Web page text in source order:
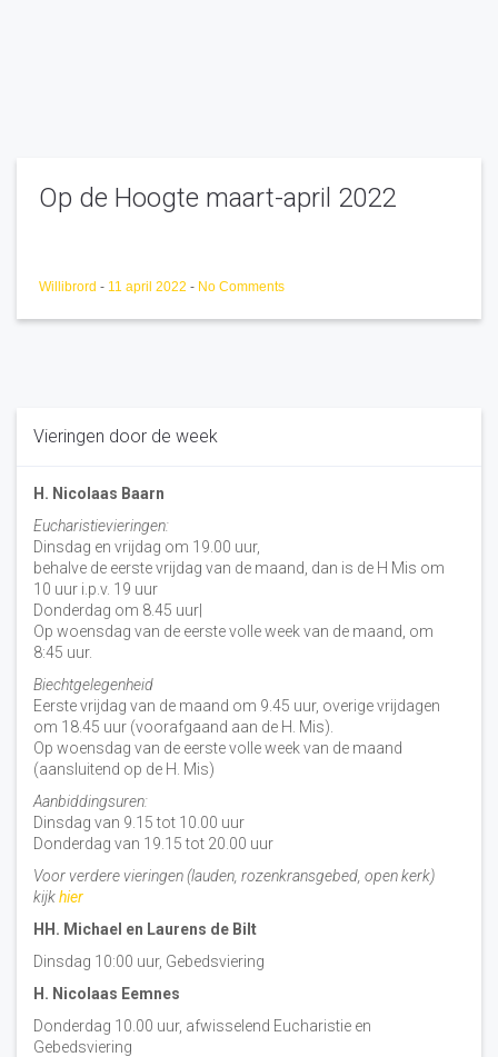
Op de Hoogte maart-april 2022
Willibrord - 11 april 2022 - No Comments
Vieringen door de week
H. Nicolaas Baarn
Eucharistievieringen:
Dinsdag en vrijdag om 19.00 uur,
behalve de eerste vrijdag van de maand, dan is de H Mis om
10 uur i.p.v. 19 uur
Donderdag om 8.45 uur|
Op woensdag van de eerste volle week van de maand, om
8:45 uur.
Biechtgelegenheid
Eerste vrijdag van de maand om 9.45 uur, overige vrijdagen
om 18.45 uur (voorafgaand aan de H. Mis).
Op woensdag van de eerste volle week van de maand
(aansluitend op de H. Mis)
Aanbiddingsuren:
Dinsdag van 9.15 tot 10.00 uur
Donderdag van 19.15 tot 20.00 uur
Voor verdere vieringen (lauden, rozenkransgebed, open kerk)
kijkhier
HH. Michael en Laurens de Bilt
Dinsdag 10:00 uur, Gebedsviering
H. Nicolaas Eemnes
Donderdag 10.00 uur, afwisselend Eucharistie en
Gebedsviering